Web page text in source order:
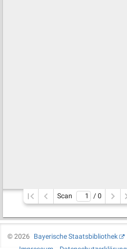
Scan / 0
©2026
Bayerische Staatsbibliothek